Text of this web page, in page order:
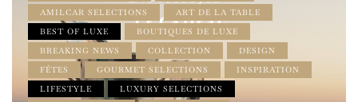
AMILCAR SELECTIONS
ART DE LA TABLE
BEST OF LUXE
BOUTIQUES DE LUXE
BREAKING NEWS
COLLECTION
DESIGN
FÊTES
GOURMET SELECTIONS
INSPIRATION
LIFESTYLE
LUXURY SELECTIONS